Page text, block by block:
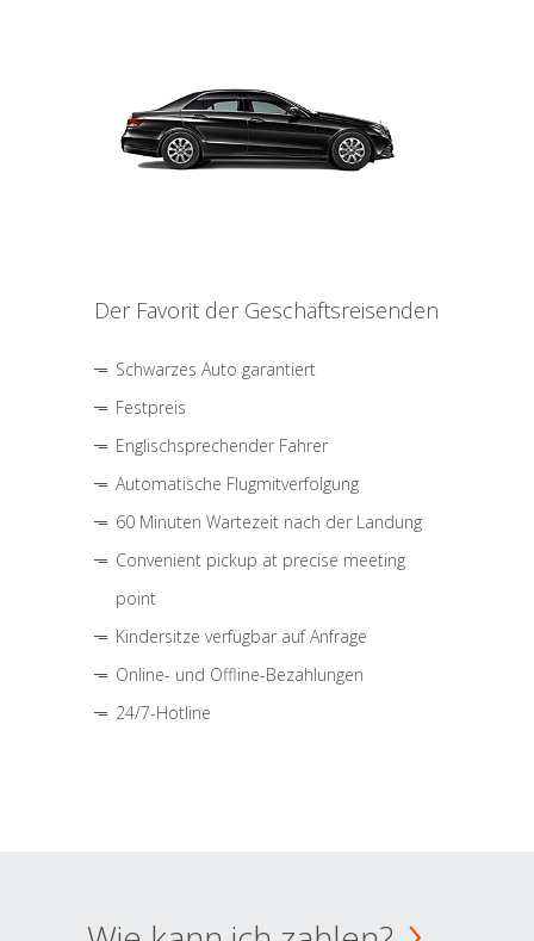
Der Favorit der Geschäftsreisenden
Schwarzes Auto garantiert
Festpreis
Englischsprechender Fahrer
Automatische Flugmitverfolgung
60 Minuten Wartezeit nach der Landung
Convenient pickup at precise meeting
point
Kindersitze verfügbar auf Anfrage
Online- und Offline-Bezahlungen
24/7-Hotline